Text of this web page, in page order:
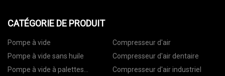
CATÉGORIE DE PRODUIT
Pompe à vide
Compresseur d'air
Pompe à vide sans huile
Compresseur d'air dentaire
Pompe à vide à palettes
Compresseur d'air industriel